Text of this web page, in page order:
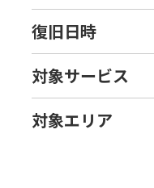
復旧日時
対象サービス
対象エリア